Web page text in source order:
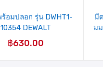
อมปลอก รุ่น DWHT1-
10354 DEWALT
฿630.00
มี
ม